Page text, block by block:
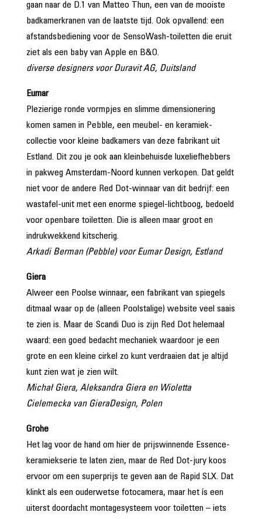
gaan naar de D.1 van Matteo Thun, een van de mooiste
badkamerkranen van de laatste tijd. Ook opvallend: een
afstandsbediening voor de SensoWash-toiletten die eruit
ziet als een baby van Apple en B&O.
diverse designers voor Duravit AG, Duitsland
Eumar
Plezierige ronde vormpjes en slimme dimensionering
komen samen in Pebble, een meubel- en keramiek­
collectie voor kleine badkamers van deze fabrikant uit
Estland. Dit zou je ook aan kleinbehuisde luxeliefhebbers
in pakweg Amsterdam-Noord kunnen verkopen. Dat geldt
niet voor de andere Red Dot-winnaar van dit bedrijf: een
wastafel-unit met een enorme spiegel-lichtboog, bedoeld
voor openbare toiletten. Die is alleen maar groot en
indrukwekkend kitscherig.
Arkadi Berman (Pebble) voor Eumar Design, Estland
Giera
Alweer een Poolse winnaar, een fabrikant van spiegels
ditmaal waar op de (alleen Poolstalige) website veel saais
te zien is. Maar de Scandi Duo is zijn Red Dot helemaal
waard: een goed bedacht mechaniek waardoor je een
grote en een kleine cirkel zo kunt verdraaien dat je altijd
kunt zien wat je zien wilt.
Michał Giera, Aleksandra Giera en Wioletta
Cielemecka van GieraDesign, Polen
Grohe
Het lag voor de hand om hier de prijswinnende Essence-
keramiekserie te laten zien, maar de Red Dot-jury koos
ervoor om een superprijs te geven aan de Rapid SLX. Dat
klinkt als een ouderwetse fotocamera, maar het ís een
uiterst doordacht montagesysteem voor toiletten – iets